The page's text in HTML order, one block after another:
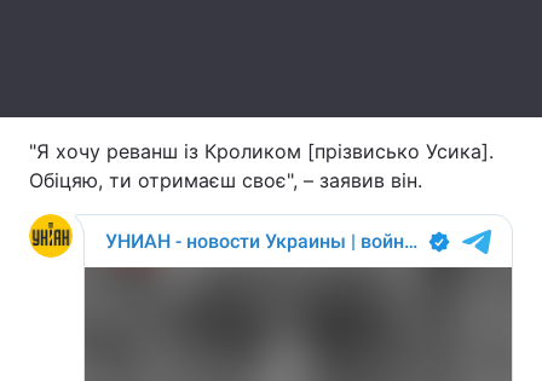
"Я хочу реванш із Кроликом [прізвисько Усика].
Обіцяю, ти отримаєш своє", – заявив він.